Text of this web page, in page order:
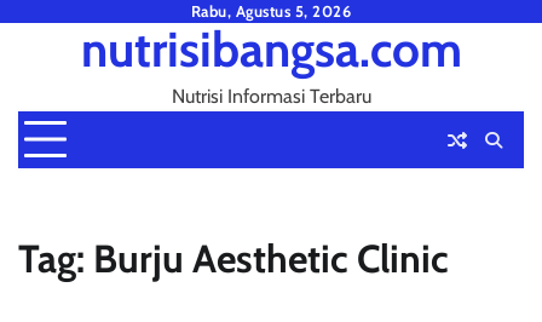
Rabu, Agustus 5, 2026
nutrisibangsa.com
Nutrisi Informasi Terbaru
Tag: Burju Aesthetic Clinic